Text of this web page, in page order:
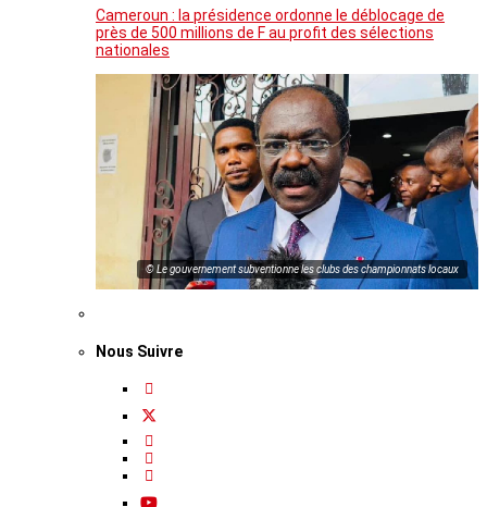
Cameroun : la présidence ordonne le déblocage de
près de 500 millions de F au profit des sélections
nationales
© Le gouvernement subventionne les clubs des championnats locaux
Nous Suivre